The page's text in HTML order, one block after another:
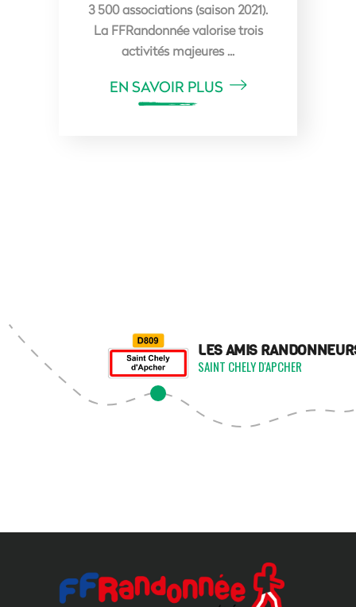
3 500 associations (saison 2021).
La FFRandonnée valorise trois
activités majeures
EN SAVOIR PLUS
LES AMIS
SAINT CHELY D'APCHER